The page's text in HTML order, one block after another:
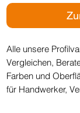
Alle unsere
Vergleichen,
Farben und
für Handwerker,